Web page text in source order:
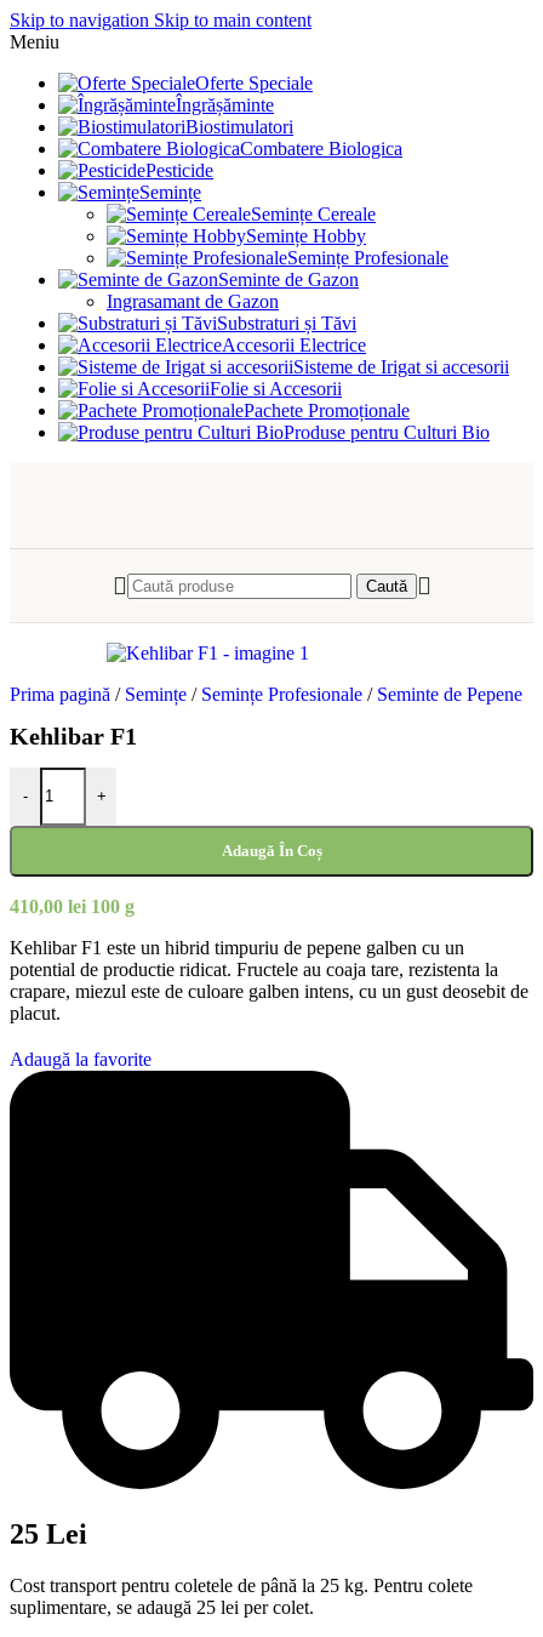
Skip to navigation Skip to main content
Meniu
Oferte Speciale
Îngrășăminte
Biostimulatori
Combatere Biologica
Pesticide
Semințe
Semințe Cereale
Semințe Hobby
Semințe Profesionale
Seminte de Gazon
Ingrasamant de Gazon
Substraturi și Tăvi
Accesorii Electrice
Sisteme de Irigat si accesorii
Folie si Accesorii
Pachete Promoționale
Produse pentru Culturi Bio
Caută
Prima pagină / Semințe / Semințe Profesionale / Seminte de Pepene
Kehlibar F1
-
Cantitate Kehlibar F1
+
Adaugă În Coș
410,00 lei 100 g
Kehlibar F1 este un hibrid timpuriu de pepene galben cu un
potential de productie ridicat. Fructele au coaja tare, rezistenta la
crapare, miezul este de culoare galben intens, cu un gust deosebit de
placut.
Adaugă la favorite
25 Lei
Cost transport pentru coletele de până la 25 kg. Pentru colete
suplimentare, se adaugă 25 lei per colet.